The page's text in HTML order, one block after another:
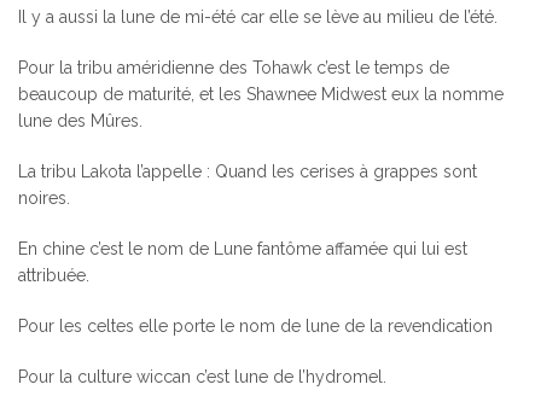
Il y a aussi la lune de mi-été car elle se lève au milieu de l’été.
Pour la tribu améridienne des Tohawk c’est le temps de
beaucoup de maturité, et les Shawnee Midwest eux la nomme
lune des Mûres.
La tribu Lakota l’appelle : Quand les cerises à grappes sont
noires.
En chine c’est le nom de Lune fantôme affamée qui lui est
attribuée.
Pour les celtes elle porte le nom de lune de la revendication
Pour la culture wiccan c’est lune de l’hydromel.